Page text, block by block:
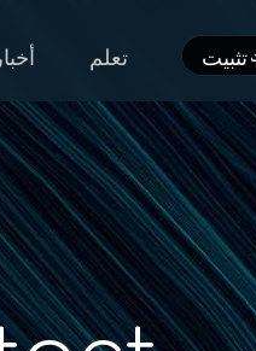
تثبيت تعلم أخبار